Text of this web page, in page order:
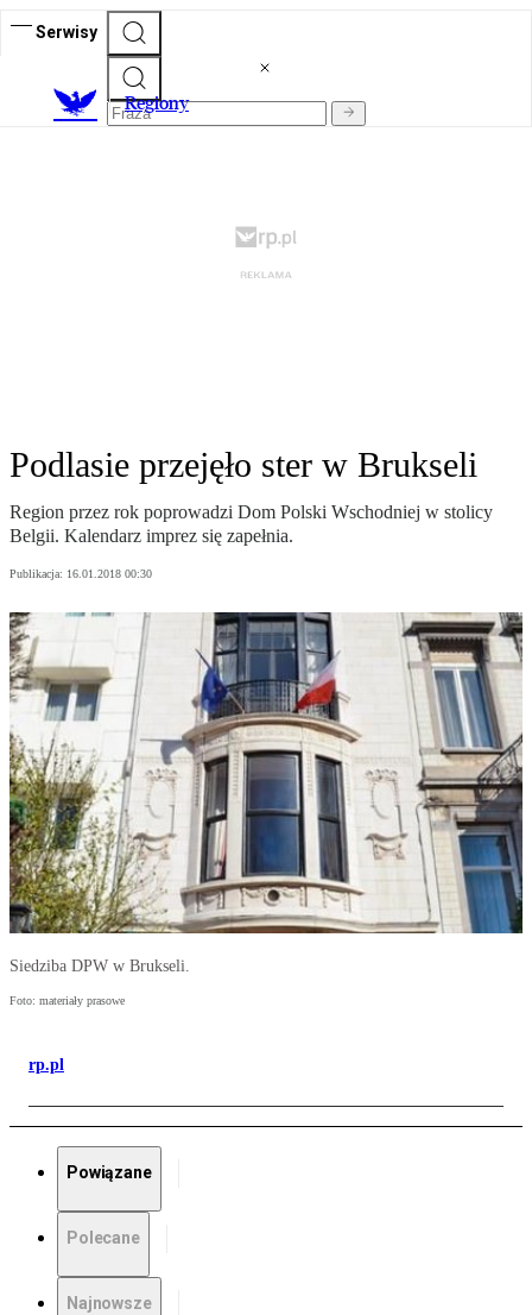
Serwisy
Regiony
Podlasie przejęło ster w Brukseli
Region przez rok poprowadzi Dom Polski Wschodniej w stolicy
Belgii. Kalendarz imprez się zapełnia.
Publikacja: 16.01.2018 00:30
Siedziba DPW w Brukseli.
Foto: materiały prasowe
rp.pl
Powiązane
Polecane
Najnowsze